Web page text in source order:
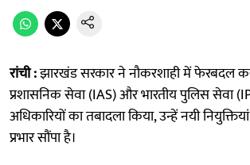
रांची :झारखंड सरकार ने नौकरशाही में फेरबदल
प्रशासनिक सेवा (IAS) और भारतीय पुलिस सेवा
अधिकारियों का तबादला किया, उन्हें नयी
प्रभार सौंपा है।